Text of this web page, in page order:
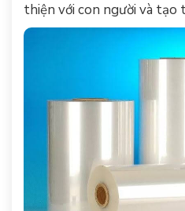
thiện với con người và tạo